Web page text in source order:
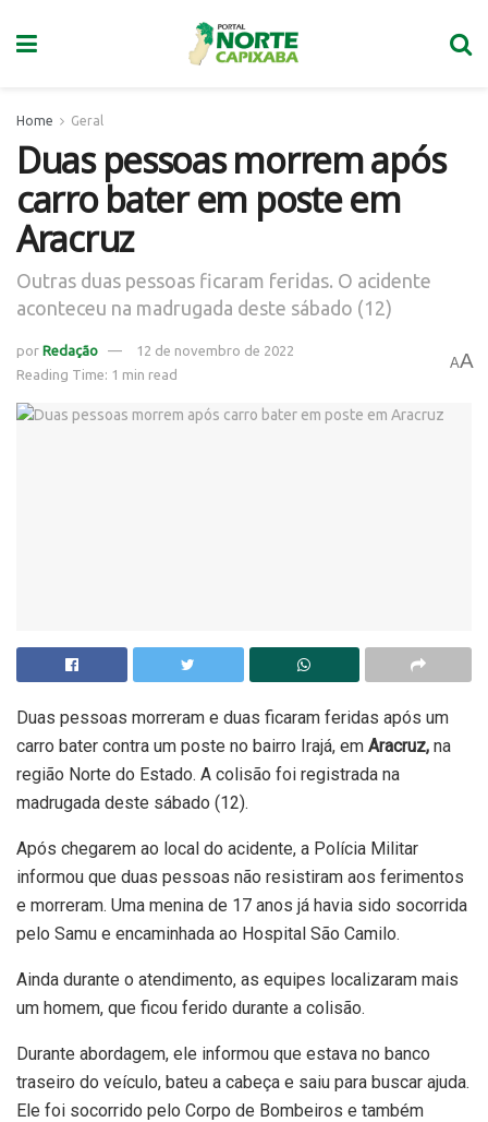
Home Geral
Duas pessoas morrem após
carro bater em poste em
Aracruz
Outras duas pessoas ficaram feridas. O acidente
aconteceu na madrugada deste sábado (12)
por Redação
12 de novembro de 2022
Reading Time: 1 min read
AA
Duas pessoas morreram e duas ficaram feridas após um
carro bater contra um poste no bairro Irajá, em Aracruz, na
região Norte do Estado. A colisão foi registrada na
madrugada deste sábado (12).
Após chegarem ao local do acidente, a Polícia Militar
informou que duas pessoas não resistiram aos ferimentos
e morreram. Uma menina de 17 anos já havia sido socorrida
pelo Samu e encaminhada ao Hospital São Camilo.
Ainda durante o atendimento, as equipes localizaram mais
um homem, que ficou ferido durante a colisão.
Durante abordagem, ele informou que estava no banco
traseiro do veículo, bateu a cabeça e saiu para buscar ajuda.
Ele foi socorrido pelo Corpo de Bombeiros e também